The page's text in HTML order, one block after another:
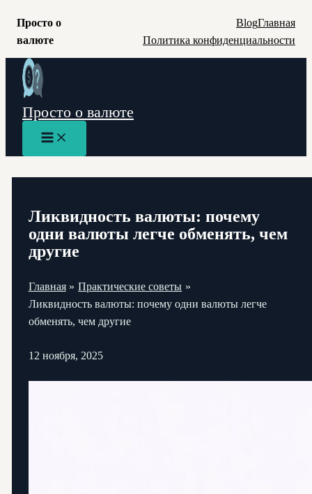
Просто о
валюте
BlogГлавная
Политика конфиденциальности
Перейти
содержимому
Просто о валюте
Main
Menu
Ликвидность валюты: почему
одни валюты легче обменять, чем
другие
Главная
Практические советы
Ликвидность валюты: почему одни валюты легче
обменять, чем другие
12 ноября, 2025